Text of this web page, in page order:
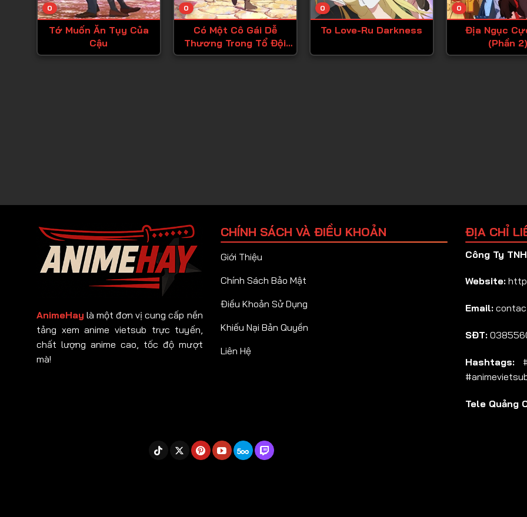
Tập 26
Tập 28
Tập 36
Tập 37
Tập 39
Tập 40
Tập 41
0
Tớ Muốn Ăn Tụy Của
Cậu
0
Có Một Cô Gái Dễ
Thương Trong Tổ Đội
Anh Hùng, Nên Tôi Thử
0
To Love-Ru Darkness
0
Địa Ngục
(Phần 2)
AnimeHay là một đơn vị cung cấp nền
tảng xem anime vietsub trực tuyến,
chất lượng anime cao, tốc độ mượt
mà!
CHÍNH SÁCH VÀ ĐIỀU KHOẢN
Giới Thiệu
Chính Sách Bảo Mật
Điều Khoản Sử Dụng
Khiếu Nại Bản Quyền
Liên Hệ
ĐỊA CHỈ
Công Ty
Website:
Email:
SĐT:
Hashtags:
Tele Quảng